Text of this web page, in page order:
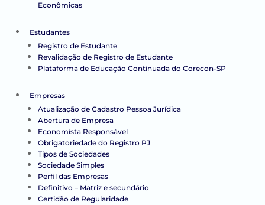
Econômicas
Estudantes
Registro de Estudante
Revalidação de Registro de Estudante
Plataforma de Educação Continuada do Corecon-SP
Empresas
Atualização de Cadastro Pessoa Jurídica
Abertura de Empresa
Economista Responsável
Obrigatoriedade do Registro PJ
Tipos de Sociedades
Sociedade Simples
Perfil das Empresas
Definitivo – Matriz e secundário
Certidão de Regularidade